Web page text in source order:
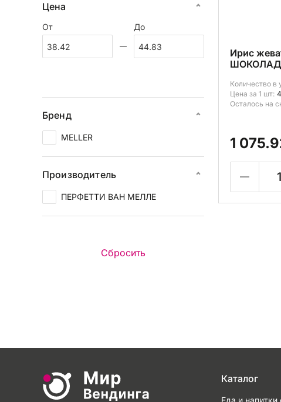
Цена
От До
Бренд
MELLER
Производитель
ПЕРФЕТТИ ВАН МЕЛЛЕ
Ирис
Количество в
Цена за 1 шт:
Осталось на
1
Каталог
Еда и напитки